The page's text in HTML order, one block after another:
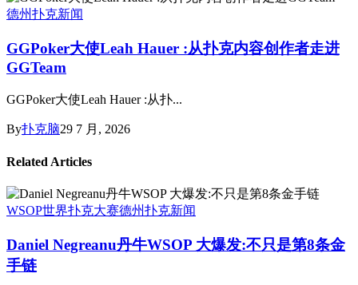
德州扑克新闻
GGPoker大使Leah Hauer :从扑克内容创作者走进
GGTeam
GGPoker大使Leah Hauer :从扑...
By扑克脑29 7 月, 2026
Related Articles
WSOP世界扑克大赛德州扑克新闻
Daniel Negreanu丹牛WSOP 大爆发:不只是第8条金
手链